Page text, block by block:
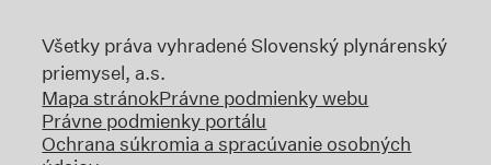
Všetky práva vyhradené Slovenský plynárenský
priemysel, a.s.
Mapa stránokPrávne podmienky webu
Právne podmienky portálu
Ochrana súkromia a spracúvanie osobných